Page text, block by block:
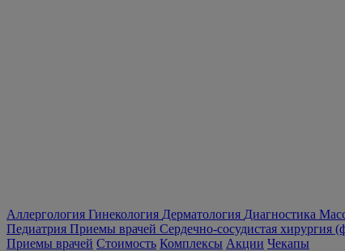
Аллергология Гинекология Дерматология Диагностика
Педиатрия Приемы врачей Сердечно-сосудистая хирургия
Приемы врачей Стоимость Комплексы Акции Чекапы